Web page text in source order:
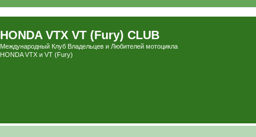
HONDA VTX VT (Fury) CLUB
Международный Клуб Владельцев и Любителей мотоцикла
HONDA VTX и VT (Fury)